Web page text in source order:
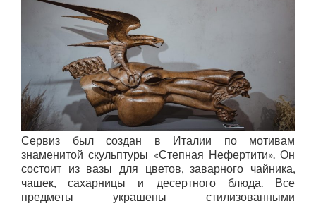
Сервиз был создан в Италии по мотивам
знаменитой скульптуры «Степная Нефертити». Он
состоит из вазы для цветов, заварного чайника,
чашек, сахарницы и десертного блюда. Все
предметы украшены стилизованными